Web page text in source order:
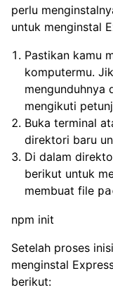
perlu
untuk menginstal
Pastikan kamu
komputermu.
mengunduhnya
mengikuti
Buka terminal
direktori baru
Di dalam
berikut untuk
membuat file
npm init
Setelah proses
menginstal
berikut: